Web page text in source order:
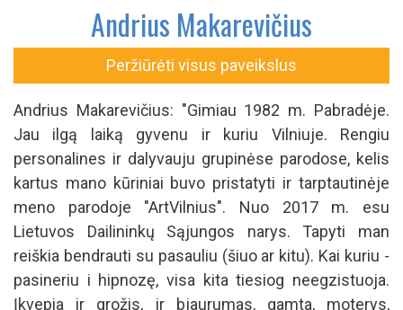
Andrius Makarevičius
Peržiūrėti visus paveikslus
Andrius Makarevičius: "Gimiau 1982 m. Pabradėje.
Jau ilgą laiką gyvenu ir kuriu Vilniuje. Rengiu
personalines ir dalyvauju grupinėse parodose, kelis
kartus mano kūriniai buvo pristatyti ir tarptautinėje
meno parodoje "ArtVilnius". Nuo 2017 m. esu
Lietuvos Dailininkų Sąjungos narys. Tapyti man
reiškia bendrauti su pasauliu (šiuo ar kitu). Kai kuriu -
pasineriu i hipnozę, visa kita tiesiog neegzistuoja.
Įkvepia ir grožis, ir bjaurumas, gamta, moterys,